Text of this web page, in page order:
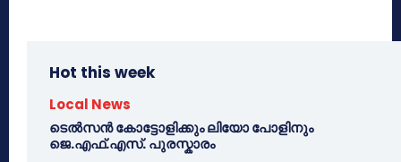
Hot this week
Local News
ടെൽസൻ കോട്ടോളിക്കും ലിയോ പോളിനും
ജെ.എഫ്.എസ്. പുരസ്കാരം